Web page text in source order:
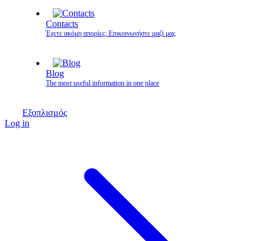
Contacts
Έχετε ακόμη απορίες; Επικοινωνήστε μαζί μας
Blog
The most useful information in one place
Εξοπλισμός
Log in